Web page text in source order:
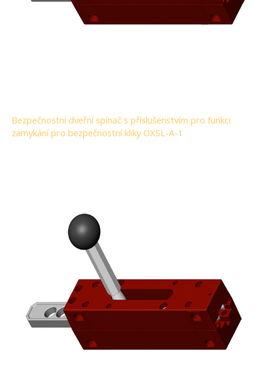
Bezpečnostní dveřní spínač s příslušenstvím pro funkci
zamykání pro bezpečnostní kliky OXSL-A-1